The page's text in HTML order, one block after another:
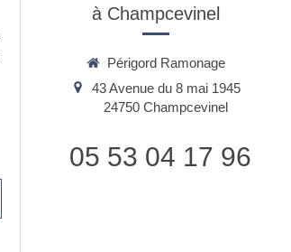
à Champcevinel
Périgord Ramonage
43 Avenue du 8 mai 1945
24750 Champcevinel
05 53 04 17 96